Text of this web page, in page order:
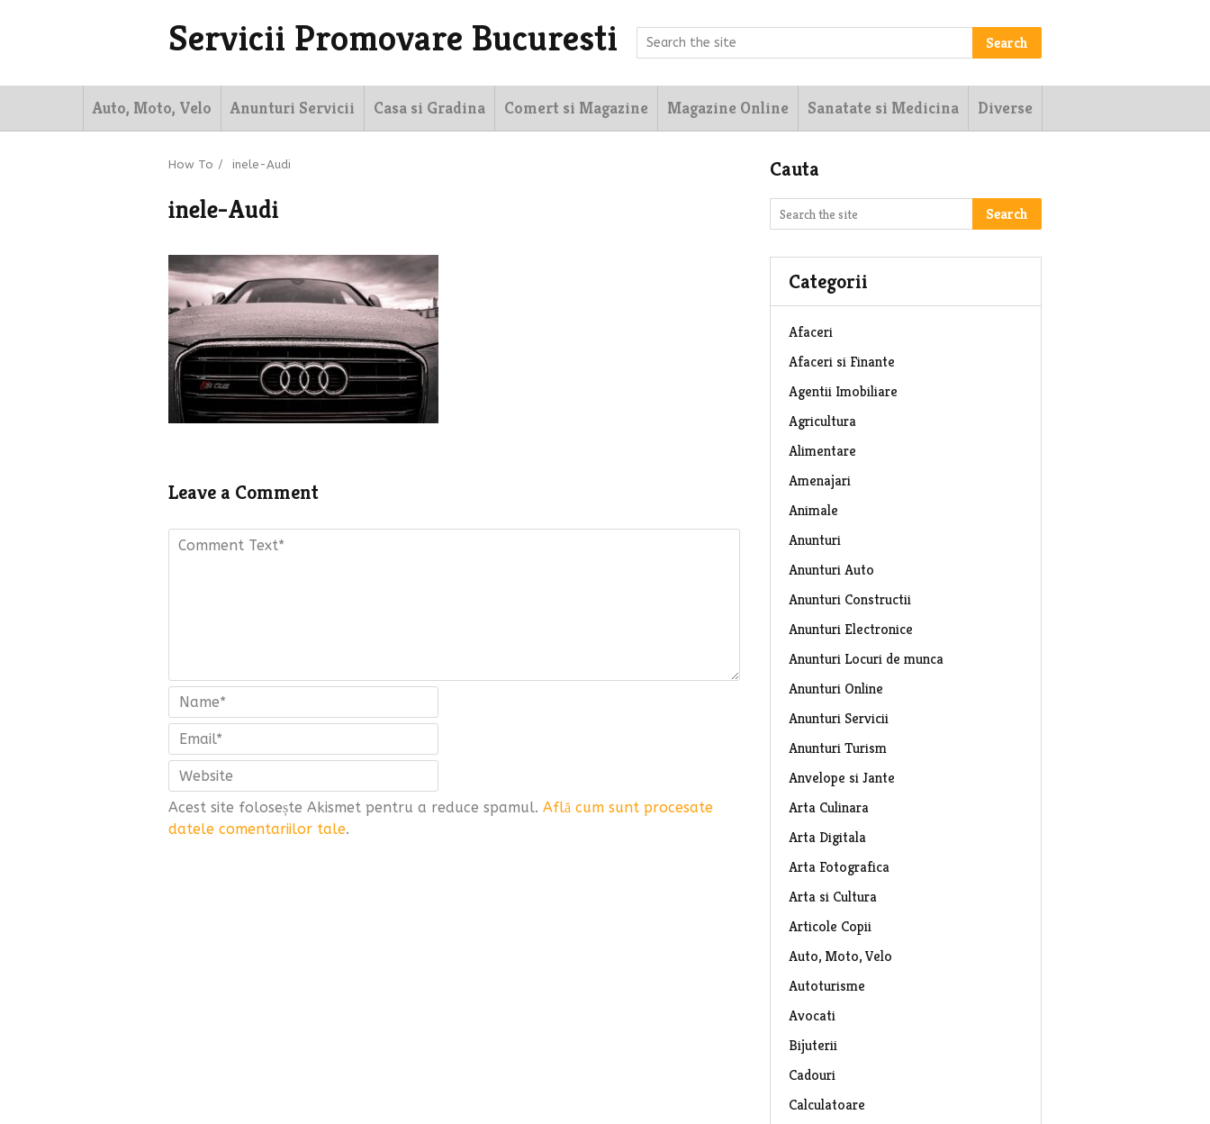
Servicii Promovare Bucuresti Search
Auto, Moto, Velo Anunturi Servicii Casa si Gradina Comert si Magazine Magazine Online Sanatate si Medicina Diverse
How To / inele-Audi
inele-Audi
Leave a Comment
Acest site folosește Akismet pentru a reduce spamul. Află cum sunt procesate
datele comentariilor tale.
Cauta
Search
Categorii
Afaceri
Afaceri si Finante
Agentii Imobiliare
Agricultura
Alimentare
Amenajari
Animale
Anunturi
Anunturi Auto
Anunturi Constructii
Anunturi Electronice
Anunturi Locuri de munca
Anunturi Online
Anunturi Servicii
Anunturi Turism
Anvelope si Jante
Arta Culinara
Arta Digitala
Arta Fotografica
Arta si Cultura
Articole Copii
Auto, Moto, Velo
Autoturisme
Avocati
Bijuterii
Cadouri
Calculatoare